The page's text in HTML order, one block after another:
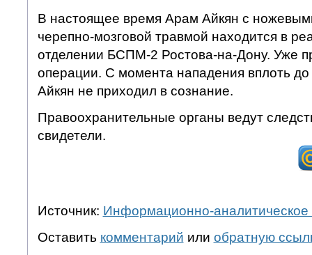
В настоящее время Арам Айкян с
черепно-мозговой травмой находится в
отделении БСПМ-2 Ростова-на-Дону. Уже
операции. С момента нападения вплоть
Айкян не приходил в сознание.
Правоохранительные органы ведут
свидетели.
Источник: Информационно-аналитическое
Оставить комментарий или обратную